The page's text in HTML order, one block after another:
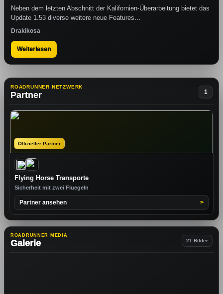
Neben dem letzten Abschnitt der Kalifornien-Überarbeitung bietet das
Update 1.53 diverse weitere neue Features…
Drakikosa
Weiterlesen
ROADRUNNER NETZWERK
Partner 1
Offizieller Partner
Flying Horse Transporte
Sicherheit mit zwei Fluegeln
Partner ansehen >
ROADRUNNER MEDIA
Galerie 21 Bilder